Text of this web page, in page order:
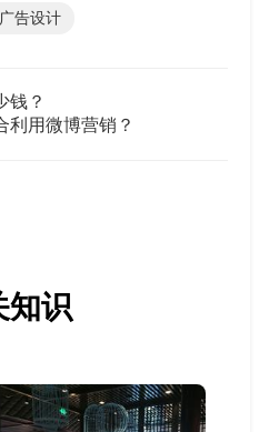
广告设计
钱？
利用微博营销？
知识